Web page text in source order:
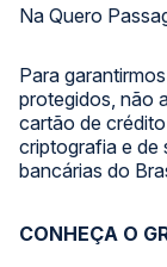
Na Quero
Para
protegidos, não
cartão de
criptografia e de
bancárias do
CONHEÇA O